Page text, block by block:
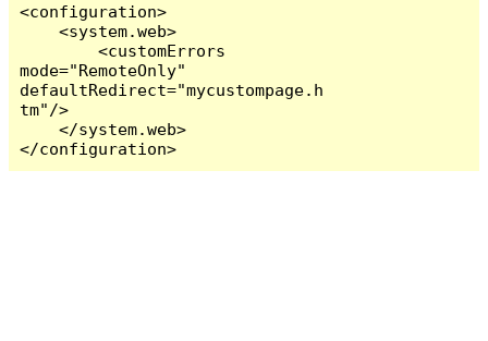
<configuration>
    <system.web>
        <customErrors
mode="RemoteOnly"
defaultRedirect="mycustompage.h
tm"/>
    </system.web>
</configuration>